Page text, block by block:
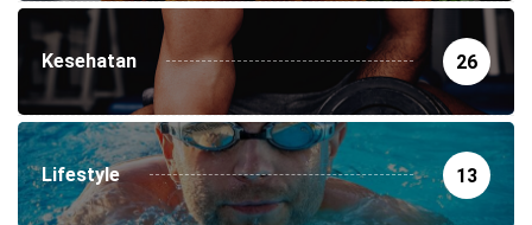
Kesehatan 26
Lifestyle 13